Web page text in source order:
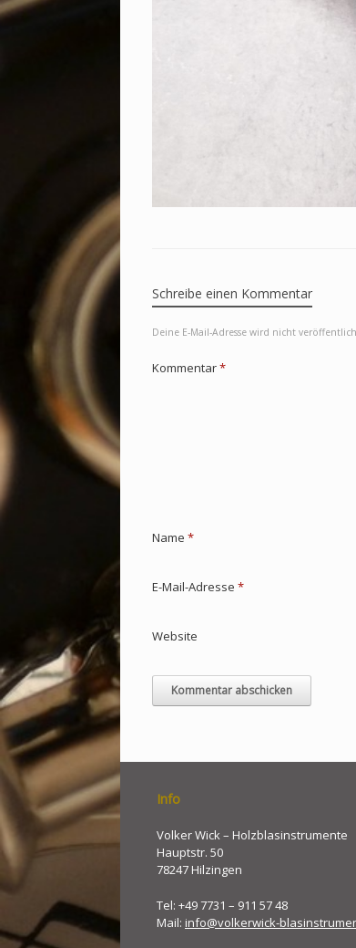
Schreibe einen Kommentar
Deine E-Mail-Adresse wird nicht
Kommentar*
Name *
E-Mail-Adresse *
Website
Info
Volker Wick – Holzblasinstrumente
Hauptstr. 50
78247 Hilzingen
Tel: +49 7731 – 911 57 48
Mail: info@volkerwick-